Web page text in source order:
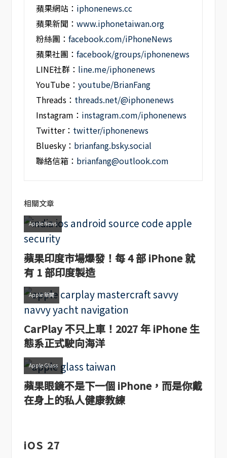
蘋果網站： iphonenews.cc
蘋果新聞：www.iphonetaiwan.org
粉絲團：facebook.com/iPhoneNews
蘋果社團：facebook/groups/iphonenews
LINE社群： line.me/iphonenews
YouTube：youtube/BrianFang
Threads： threads.net/@iphonenews
Instagram： instagram.com/iphonenews
Twitter： twitter/iphonenews
Bluesky： brianfang.bsky.social
聯絡信箱： brianfang@outlook.com
相關文章
Apple News
蘋果印度市場爆發！每 4 部 iPhone 就
有 1 部印度製造
Apple 新聞
CarPlay 不只上車！2027 年 iPhone 生
態系正式駛向海洋
Apple Glass
蘋果眼鏡不是下一個 iPhone，而是你戴
在身上的私人健康教練
iOS 27